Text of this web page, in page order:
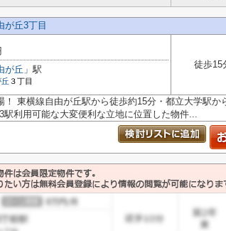
が丘3丁目
が丘 」駅
３丁目
徒歩15
！ 東横線自由が丘駅から徒歩約15分・都立大学駅か
利用可能な大変便利な立地に位置した物件...